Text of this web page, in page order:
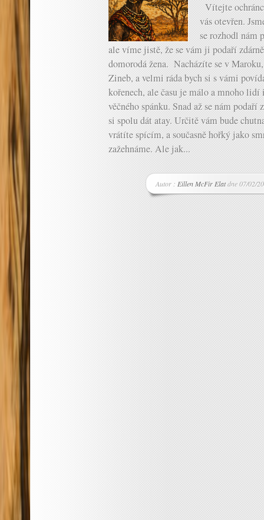
Vítejte
vás otevřen.
se rozhodl nám
ale víme jistě, že se vám ji podaří
domorodá žena. Nacházíte se v
Zineb, a velmi ráda bych si s vámi
kořenech, ale času je málo a mnoho lidí
věčného spánku. Snad až se nám podaří
si spolu dát atay. Určitě vám bude
vrátíte spícím, a současně hořký jako
zažehnáme. Ale jak...
Autor : Eillen McFir Elatdne 07/02/